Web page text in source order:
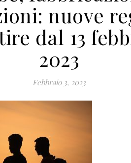
nuove
dal 13
2023
Febbraio 3, 2023